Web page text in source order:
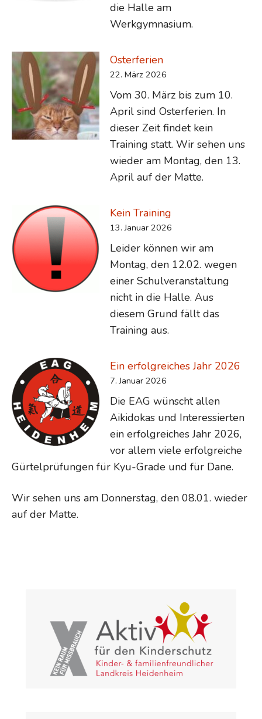
die Halle am
Werkgymnasium.
Osterferien
22. März 2026
Vom 30. März bis zum 10.
April sind Osterferien. In
dieser Zeit findet kein
Training statt. Wir sehen uns
wieder am Montag, den 13.
April auf der Matte.
Kein Training
13. Januar 2026
Leider können wir am
Montag, den 12.02. wegen
einer Schulveranstaltung
nicht in die Halle. Aus
diesem Grund fällt das
Training aus.
Ein erfolgreiches Jahr 2026
7. Januar 2026
Die EAG wünscht allen
Aikidokas und Interessierten
ein erfolgreiches Jahr 2026,
vor allem viele erfolgreiche
Gürtelprüfungen für Kyu-Grade und für Dane.
Wir sehen uns am Donnerstag, den 08.01. wieder
auf der Matte.